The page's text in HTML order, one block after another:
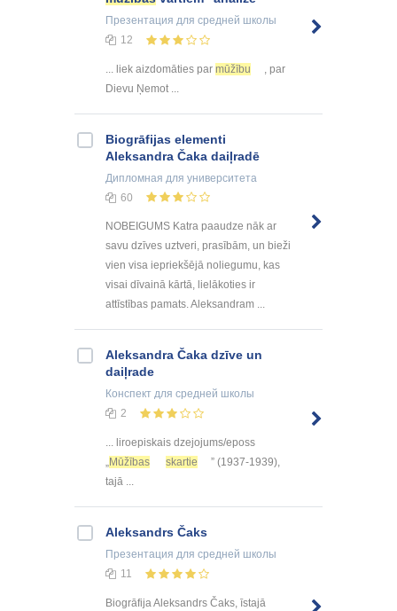
Презентация для средней школы
12
... liek aizdomāties par mūžību
, par
Dievu Ņemot ...
Biogrāfijas elementi
Aleksandra Čaka daiļradē
Дипломная для университета
60
NOBEIGUMS Katra paaudze nāk ar
savu dzīves uztveri, prasībām, un bieži
vien visa iepriekšējā noliegumu, kas
visai dīvainā kārtā, lielākoties ir
attīstības pamats. Aleksandram ...
Aleksandra Čaka dzīve un
daiļrade
Конспект для средней школы
2
... liroepiskais dzejojums/eposs
„Mūžības skartie
” (1937-1939),
tajā ...
Aleksandrs Čaks
Презентация для средней школы
11
Biogrāfija Aleksandrs Čaks, īstajā